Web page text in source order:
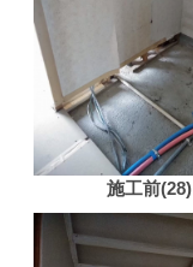
施工前(28)